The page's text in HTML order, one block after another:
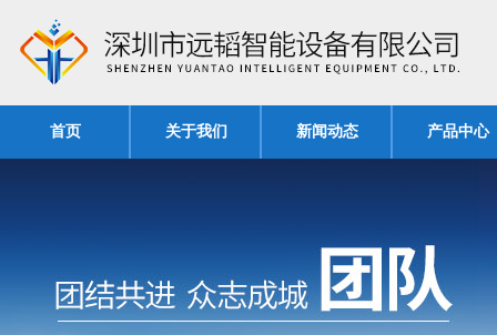
首页 关于我们 新闻动态 产品中心